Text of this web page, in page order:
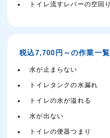
トイレ流すレバーの空回り
税込7,700円～の作業一覧
水が止まらない
トイレタンクの水漏れ
トイレの水が溢れる
水が出ない
トイレの便器つまり